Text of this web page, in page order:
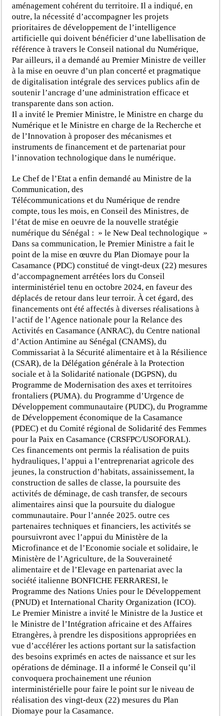
aménagement cohérent du territoire. Il a indiqué, en
outre, la nécessité d’accompagner les projets
prioritaires de développement de l’intelligence
artificielle qui doivent bénéficier d’une labellisation de
référence à travers le Conseil national du Numérique,
Par ailleurs, il a demandé au Premier Ministre de veiller
à la mise en oeuvre d’un plan concerté et pragmatique
de digitalisation intégrale des services publics afin de
soutenir l’ancrage d’une administration efficace et
transparente dans son action.
Il a invité le Premier Ministre, le Ministre en charge du
Numérique et le Ministre en charge de la Recherche et
de l’Innovation à proposer des mécanismes et
instruments de financement et de partenariat pour
l’innovation technologique dans le numérique.
Le Chef de l’Etat a enfin demandé au Ministre de la
Communication, des
Télécommunications et du Numérique de rendre
compte, tous les mois, en Conseil des Ministres, de
l’état de mise en oeuvre de la nouvelle stratégie
numérique du Sénégal : » le New Deal technologique »
Dans sa communication, le Premier Ministre a fait le
point de la mise en œuvre du Plan Diomaye pour la
Casamance (PDC) constitué de vingt-deux (22) mesures
d’accompagnement arrétées lors du Conseil
interministériel tenu en octobre 2024, en faveur des
déplacés de retour dans leur terroir. À cet égard, des
financements ont été affectés à diverses réalisations à
l’actif de l’Agence nationale pour la Relance des
Activités en Casamance (ANRAC), du Centre national
d’Action Antimine au Sénégal (CNAMS), du
Commissariat à la Sécurité alimentaire et à la Résilience
(CSAR), de la Délégation générale à la Protection
sociale et à la Solidarité nationale (DGPSN), du
Programme de Modernisation des axes et territoires
frontaliers (PUMA). du Programme d’Urgence de
Développement communautaire (PUDC), du Programme
de Développement économique de la Casamance
(PDEC) et du Comité régional de Solidarité des Femmes
pour la Paix en Casamance (CRSFPC/USOFORAL).
Ces financements ont permis la réalisation de puits
hydrauliques, l’appui a l’entreprenariat agricole des
jeunes, la construction d’habitats, assainissement, la
construction de salles de classe, la poursuite des
activités de déminage, de cash transfer, de secours
alimentaires ainsi que la poursuite du dialogue
communautaire. Pour l’année 2025. outre ces
partenaires techniques et financiers, les activités se
poursuivront avec l’appui du Ministère de la
Microfinance et de l’Economie sociale et solidaire, le
Ministère de l’Agriculture, de la Souveraineté
alimentaire et de l’Elevage en partenariat avec la
société italienne BONFICHE FERRARESI, le
Programme des Nations Unies pour le Développement
(PNUD) et International Charity Organization (ICO).
Le Premier Ministre a invité le Ministre de la Justice et
le Ministre de l’Intégration africaine et des Affaires
Etrangères, à prendre les dispositions appropriées en
vue d’accélérer les actions portant sur la satisfaction
des besoins exprimés en actes de naissance et sur les
opérations de déminage. Il a informé le Conseil qu’il
convoquera prochainement une réunion
interministérielle pour faire le point sur le niveau de
réalisation des vingt-deux (22) mesures du Plan
Diomaye pour la Casamance.